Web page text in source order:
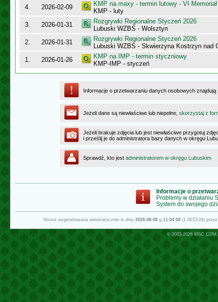
4.
2026-02-09
KMP na maxy - termin lutowy - VI
KMP - luty
3.
2026-01-31
Rozgrywki Regionalne Styczeń 2026
Lubuski WZBS - Wolsztyn
2.
2026-01-31
Rozgrywki Regionalne Styczeń 2026
Lubuski WZBS - Skwierzyna Kostrzyn nad
1.
2026-01-26
KMP na IMP - termin styczniowy
KMP-IMP - styczeń
Informacje o przetwarzaniu danych osobowych
Jeżeli dane są niewłaściwe lub niepełne, skorzystaj z
Jeżeli brakuje zdjęcia lub jest niewłaściwe przygotuj
i prześlij je do administratora bazy danych w okręgu
Sprawdź, kto jest administratorem w okręgu Lubuskim
Informacje o
Problemy w działaniu
System do swojego
Strona wygenerowana automatycznie w dniu 2026-08-08g.11:04:08(1.0072/24)
© 2003-2026